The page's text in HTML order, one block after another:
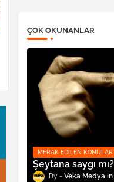
ÇOK OKUNANLAR
MERAK EDILEN KONULAR
Şeytana saygı mı?
Veka Medya